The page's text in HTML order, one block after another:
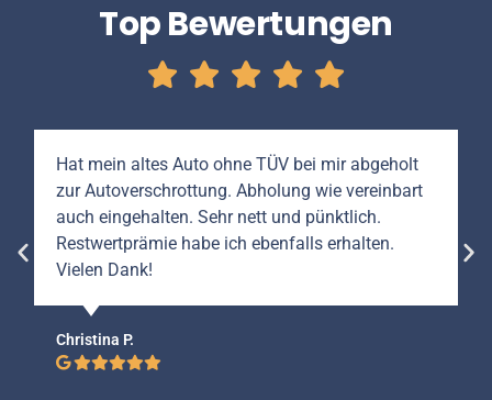
Top Bewertungen
Hat mein altes Auto ohne TÜV bei mir abgeholt
zur Autoverschrottung. Abholung wie vereinbart
auch eingehalten. Sehr nett und pünktlich.
Restwertprämie habe ich ebenfalls erhalten.
Vielen Dank!
Christina P.